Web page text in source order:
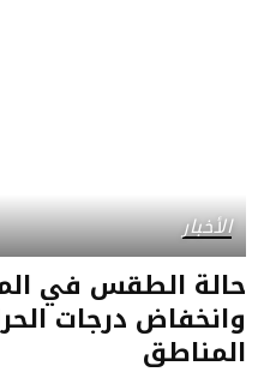
الأخبار
حالة الطقس في
وانخفاض درجات
المناطق